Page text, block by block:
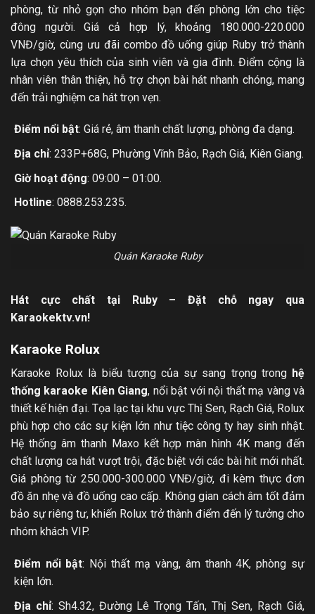
phòng, từ nhỏ gọn cho nhóm bạn đến phòng lớn cho tiệc
đông người. Giá cả hợp lý, khoảng 180.000-220.000
VNĐ/giờ, cùng ưu đãi combo đồ uống giúp Ruby trở thành
lựa chọn yêu thích của sinh viên và gia đình. Điểm cộng là
nhân viên thân thiện, hỗ trợ chọn bài hát nhanh chóng, mang
đến trải nghiệm ca hát trọn vẹn.
Điểm nổi bật: Giá rẻ, âm thanh chất lượng, phòng đa dạng.
Địa chỉ: 233P+68G, Phường Vĩnh Bảo, Rạch Giá, Kiên Giang.
Giờ hoạt động: 09:00 – 01:00.
Hotline: 0888.253.235.
Quán Karaoke Ruby
Hát cực chất tại Ruby – Đặt chỗ ngay qua
Karaokektv.vn!
Karaoke Rolux
Karaoke Rolux là biểu tượng của sự sang trọng trong hệ
thống karaoke Kiên Giang, nổi bật với nội thất mạ vàng và
thiết kế hiện đại. Tọa lạc tại khu vực Thị Sen, Rạch Giá, Rolux
phù hợp cho các sự kiện lớn như tiệc công ty hay sinh nhật.
Hệ thống âm thanh Maxo kết hợp màn hình 4K mang đến
chất lượng ca hát vượt trội, đặc biệt với các bài hit mới nhất.
Giá phòng từ 250.000-300.000 VNĐ/giờ, đi kèm thực đơn
đồ ăn nhẹ và đồ uống cao cấp. Không gian cách âm tốt đảm
bảo sự riêng tư, khiến Rolux trở thành điểm đến lý tưởng cho
nhóm khách VIP.
Điểm nổi bật: Nội thất mạ vàng, âm thanh 4K, phòng sự
kiện lớn.
Địa chỉ: Sh4.32, Đường Lê Trọng Tấn, Thị Sen, Rạch Giá,